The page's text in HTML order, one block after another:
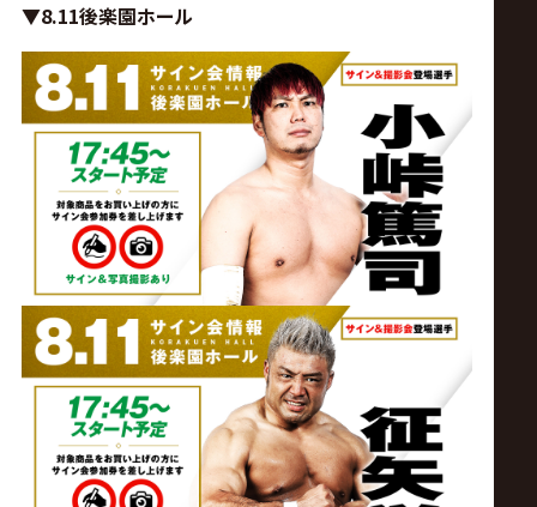
▼8.11後楽園ホール